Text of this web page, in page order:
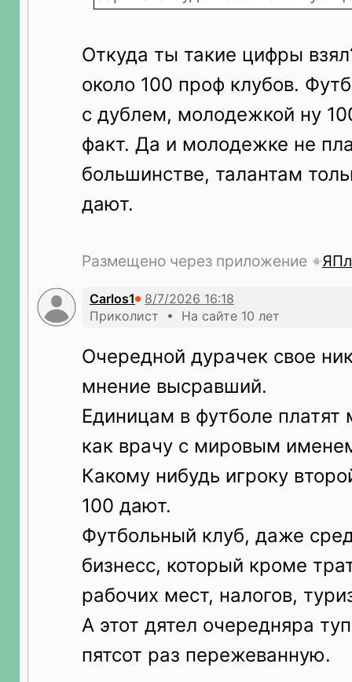
Откуда ты такие цифры
около 100 проф клубов.
с дублем, молодежкой ну
факт. Да и молодежке не
большинстве, талантам
дают.
Размещено через приложение
Carlos1
Приколист • На сайте 10 лет
Очередной дурачек свое
мнение высравший.
Единицам в футболе платят
как врачу с мировым
Какому нибудь игроку
100 дают.
Футбольный клуб, даже
бизнесс, который кроме
рабочих мест, налогов,
А этот дятел очередняра
пятсот раз пережеванную.